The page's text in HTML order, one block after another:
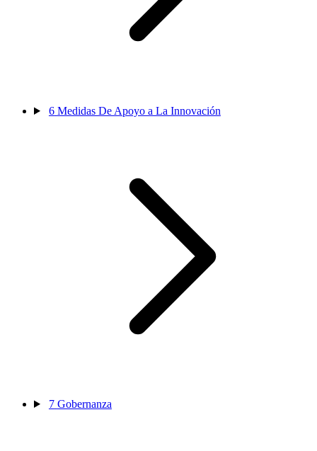
6 Medidas De Apoyo a La Innovación
7 Gobernanza